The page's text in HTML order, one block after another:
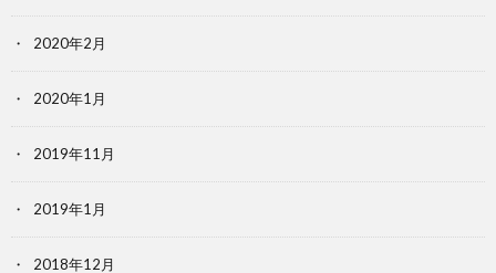
2020年2月
2020年1月
2019年11月
2019年1月
2018年12月